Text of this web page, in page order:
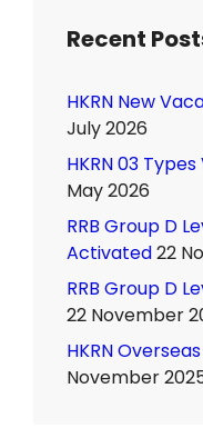
Recent
HKRN New
July 2026
HKRN 03
May 2026
RRB Group D
Activated22
RRB Group D
22 November
HKRN
November